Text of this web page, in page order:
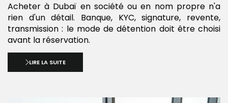
Acheter à Dubaï en société ou en nom propre n'a
rien d'un détail. Banque, KYC, signature, revente,
transmission : le mode de détention doit être choisi
avant la réservation.
LIRE LA SUITE